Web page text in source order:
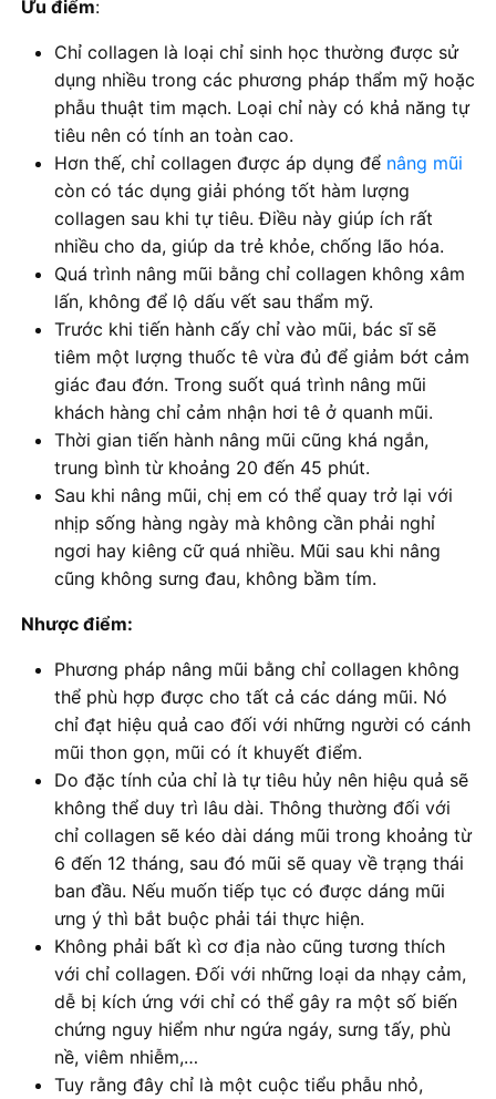
Ưu điểm:
Chỉ collagen là loại chỉ sinh học thường được sử
dụng nhiều trong các phương pháp thẩm mỹ hoặc
phẫu thuật tim mạch. Loại chỉ này có khả năng tự
tiêu nên có tính an toàn cao.
Hơn thế, chỉ collagen được áp dụng để nâng mũi
còn có tác dụng giải phóng tốt hàm lượng
collagen sau khi tự tiêu. Điều này giúp ích rất
nhiều cho da, giúp da trẻ khỏe, chống lão hóa.
Quá trình nâng mũi bằng chỉ collagen không xâm
lấn, không để lộ dấu vết sau thẩm mỹ.
Trước khi tiến hành cấy chỉ vào mũi, bác sĩ sẽ
tiêm một lượng thuốc tê vừa đủ để giảm bớt cảm
giác đau đớn. Trong suốt quá trình nâng mũi
khách hàng chỉ cảm nhận hơi tê ở quanh mũi.
Thời gian tiến hành nâng mũi cũng khá ngắn,
trung bình từ khoảng 20 đến 45 phút.
Sau khi nâng mũi, chị em có thể quay trở lại với
nhịp sống hàng ngày mà không cần phải nghỉ
ngơi hay kiêng cữ quá nhiều. Mũi sau khi nâng
cũng không sưng đau, không bầm tím.
Nhược điểm:
Phương pháp nâng mũi bằng chỉ collagen không
thể phù hợp được cho tất cả các dáng mũi. Nó
chỉ đạt hiệu quả cao đối với những người có cánh
mũi thon gọn, mũi có ít khuyết điểm.
Do đặc tính của chỉ là tự tiêu hủy nên hiệu quả sẽ
không thể duy trì lâu dài. Thông thường đối với
chỉ collagen sẽ kéo dài dáng mũi trong khoảng từ
6 đến 12 tháng, sau đó mũi sẽ quay về trạng thái
ban đầu. Nếu muốn tiếp tục có được dáng mũi
ưng ý thì bắt buộc phải tái thực hiện.
Không phải bất kì cơ địa nào cũng tương thích
với chỉ collagen. Đối với những loại da nhạy cảm,
dễ bị kích ứng với chỉ có thể gây ra một số biến
chứng nguy hiểm như ngứa ngáy, sưng tấy, phù
nề, viêm nhiễm,…
Tuy rằng đây chỉ là một cuộc tiểu phẫu nhỏ,